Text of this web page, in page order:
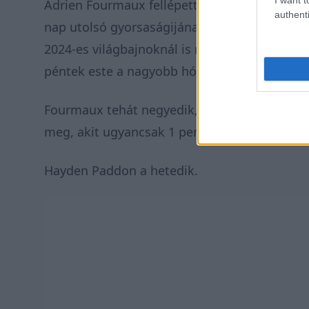
Adrien Fourmaux fellépett a negyedik helyre
nap utolsó gyorsaságijának havas első
2024-es világbajnoknál is rosszabbul járt
péntek este a nagyobb hóba csúszott és a
Fourmaux tehát negyedik, de hátránya 5
meg, akit ugyancsak 1 perccel követ Jon
Hayden Paddon a hetedik.